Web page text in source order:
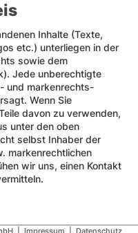
Inhalte (Texte,
etc.) unterliegen in der
sowie dem
Jede unberechtigte
und marken­rechts­
Wenn Sie
davon zu verwenden,
unter den oben
selbst Inhaber der
marken­recht­lichen
wir uns, einen Kontakt
| Impressum Datenschutz